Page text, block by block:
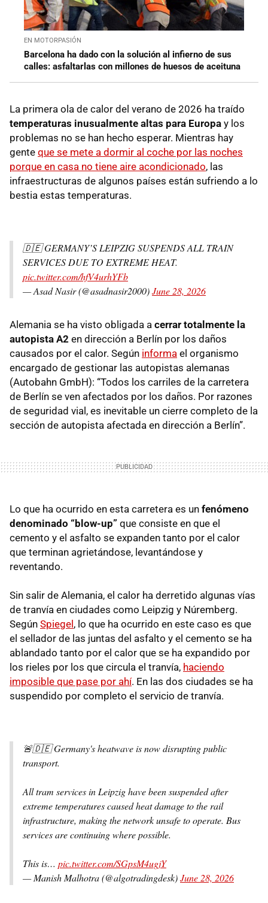
EN MOTORPASIÓN
Barcelona ha dado con la solución al infierno de sus
calles: asfaltarlas con millones de huesos de aceituna
La primera ola de calor del verano de 2026 ha traído
temperaturas inusualmente altas para Europa y los
problemas no se han hecho esperar. Mientras hay
gente que se mete a dormir al coche por las noches
porque en casa no tiene aire acondicionado, las
infraestructuras de algunos países están sufriendo a lo
bestia estas temperaturas.
🇩🇪 GERMANY’S LEIPZIG SUSPENDS ALL TRAIN
SERVICES DUE TO EXTREME HEAT.
pic.twitter.com/hfV4urhYFb
— Asad Nasir (@asadnasir2000)June 28, 2026
Alemania se ha visto obligada a cerrar totalmente la
autopista A2 en dirección a Berlín por los daños
causados por el calor. Según informa el organismo
encargado de gestionar las autopistas alemanas
(Autobahn GmbH): “Todos los carriles de la carretera
de Berlín se ven afectados por los daños. Por razones
de seguridad vial, es inevitable un cierre completo de la
sección de autopista afectada en dirección a Berlín”.
Lo que ha ocurrido en esta carretera es un fenómeno
denominado “blow-up” que consiste en que el
cemento y el asfalto se expanden tanto por el calor
que terminan agrietándose, levantándose y
reventando.
Sin salir de Alemania, el calor ha derretido algunas vías
de tranvía en ciudades como Leipzig y Núremberg.
Según Spiegel , lo que ha ocurrido en este caso es que
el sellador de las juntas del asfalto y el cemento se ha
ablandado tanto por el calor que se ha expandido por
los rieles por los que circula el tranvía, haciendo
imposible que pase por ahí. En las dos ciudades se ha
suspendido por completo el servicio de tranvía.
🚨🇩🇪 Germany's heatwave is now disrupting public
transport.
All tram services in Leipzig have been suspended after
extreme temperatures caused heat damage to the rail
infrastructure, making the network unsafe to operate. Bus
services are continuing where possible.
This is… pic.twitter.com/SGpsM4ugjY
— Manish Malhotra (@algotradingdesk)June 28, 2026